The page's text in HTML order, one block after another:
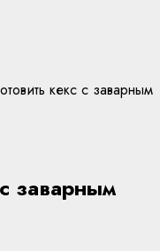
кекс с заварным
заварным